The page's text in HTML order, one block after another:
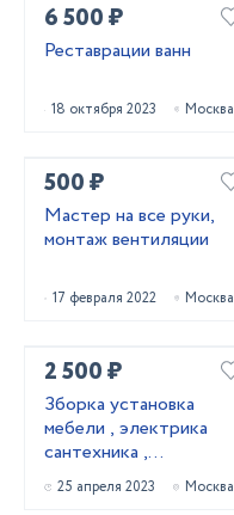
6 500 ₽
Реставрации ванн
18 октября 2023 Москва
500 ₽
Мастер на все руки,
монтаж вентиляции
17 февраля 2022 Москва
2 500 ₽
Зборка установка
мебели , электрика
сантехника ,
устранение
неполадок
25 апреля 2023 Москва